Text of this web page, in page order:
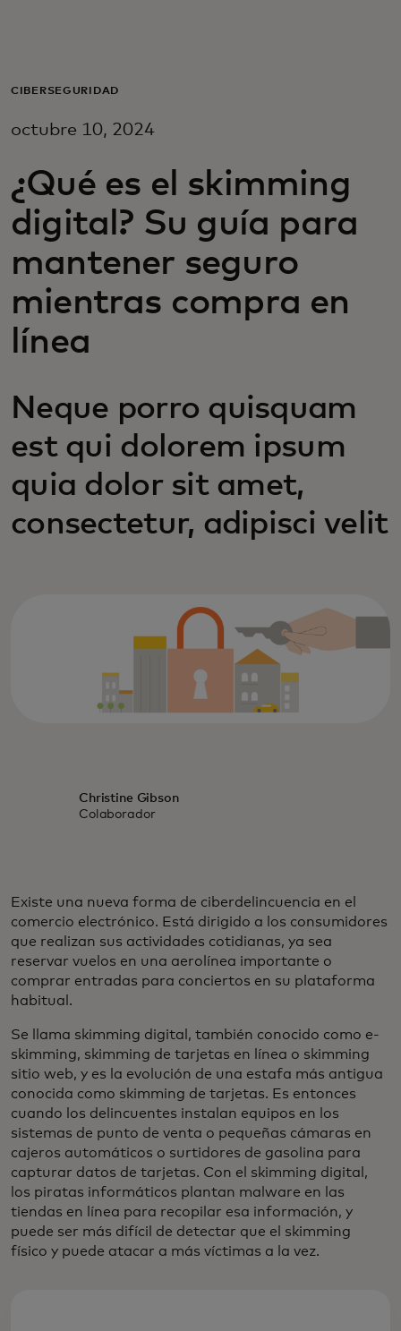
Para empresas
Para innovadores
Noticias y tendencias
CIBERSEGURIDAD
octubre 10, 2024
¿Qué es el skimming
digital? Su guía para
mantener seguro
mientras compra en
línea
Neque porro quisquam
est qui dolorem ipsum
quia dolor sit amet,
consectetur, adipisci velit
Christine Gibson
Colaborador
Existe una nueva forma de ciberdelincuencia en el
comercio electrónico. Está dirigido a los consumidores
que realizan sus actividades cotidianas, ya sea
reservar vuelos en una aerolínea importante o
comprar entradas para conciertos en su plataforma
habitual.
Se llama skimming digital, también conocido como e-
skimming, skimming de tarjetas en línea o skimming
sitio web, y es la evolución de una estafa más antigua
conocida como skimming de tarjetas. Es entonces
cuando los delincuentes instalan equipos en los
sistemas de punto de venta o pequeñas cámaras en
cajeros automáticos o surtidores de gasolina para
capturar datos de tarjetas. Con el skimming digital,
los piratas informáticos plantan malware en las
tiendas en línea para recopilar esa información, y
puede ser más difícil de detectar que el skimming
físico y puede atacar a más víctimas a la vez.